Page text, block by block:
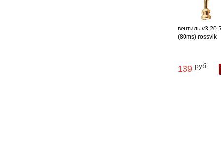
вентиль v3 20-
(80ms) rossvik
139 руб